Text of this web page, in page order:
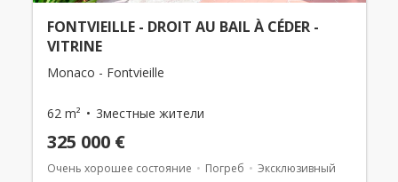
FONTVIEILLE - DROIT AU BAIL À CÉDER -
VITRINE
Monaco - Fontvieille
62 m² 3местные жители
325 000 €
Очень хорошее состояние Погреб Эксклюзивный